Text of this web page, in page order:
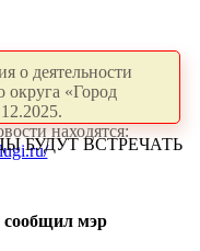
о деятельности
округа «Город
находятся:
БУДУТ ВСТРЕЧАТЬ
сообщил мэр